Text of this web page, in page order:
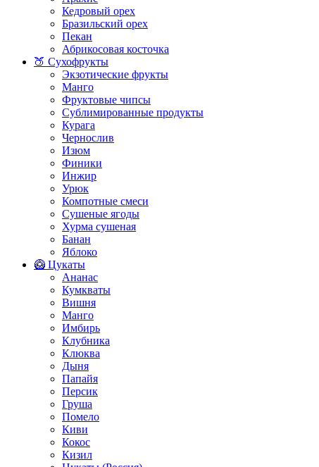
Кедровый орех
Бразильский орех
Пекан
Абрикосовая косточка
🍑 Сухофрукты
Экзотические фрукты
Манго
Фруктовые чипсы
Сублимированные продукты
Курага
Чернослив
Изюм
Финики
Инжир
Урюк
Компотные смеси
Сушеные ягоды
Хурма сушеная
Банан
Яблоко
🥝 Цукаты
Ананас
Кумкваты
Вишня
Манго
Имбирь
Клубника
Клюква
Дыня
Папайя
Персик
Груша
Помело
Киви
Кокос
Кизил